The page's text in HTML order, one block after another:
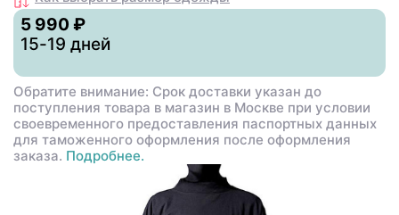
5 990 ₽
15-19 дней
Обратите внимание: Срок доставки указан до
поступления товара в магазин в Москве при условии
своевременного предоставления паспортных данных
для таможенного оформления после оформления
заказа. Подробнее.